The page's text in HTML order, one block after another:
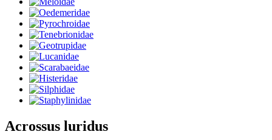
Acrossus luridus